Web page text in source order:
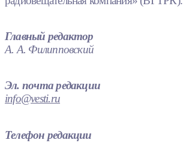
Главный редактор
А. А. Филипповский
Эл. почта редакции
info@vesti.ru
Телефон редакции